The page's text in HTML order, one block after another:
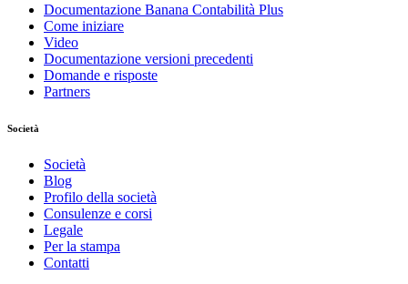
Documentazione Banana Contabilità Plus
Come iniziare
Video
Documentazione versioni precedenti
Domande e risposte
Partners
Società
Società
Blog
Profilo della società
Consulenze e corsi
Legale
Per la stampa
Contatti